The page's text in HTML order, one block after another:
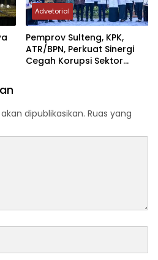
Advetorial
Pemprov Sulteng, KPK,
ATR/BPN, Perkuat Sinergi
Cegah Korupsi Sektor
dipublikasikan. Ruas yang